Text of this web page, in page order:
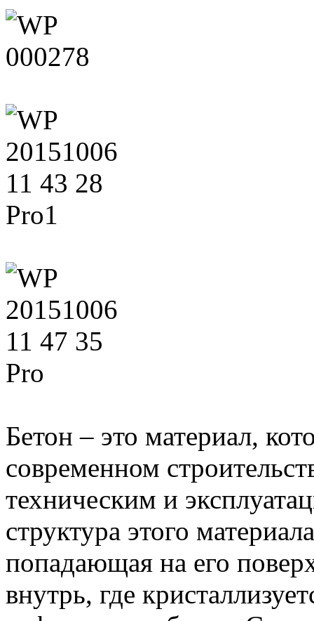
Бетон – это материал,
современном
техническим и
структура этого
попадающая на его
внутрь, где